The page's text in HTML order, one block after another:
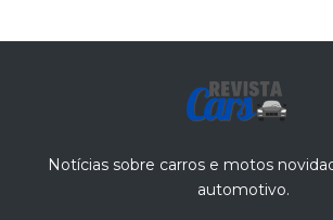
Notícias sobre carros e motos
automotivo.